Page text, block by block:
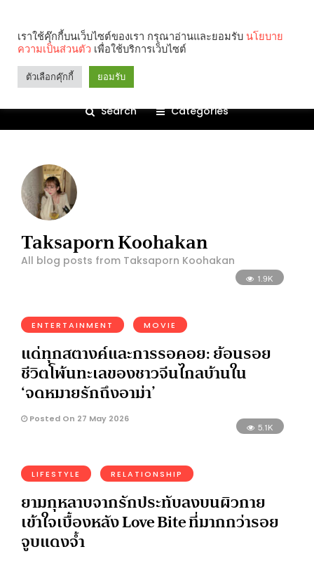
Search Categories
Taksaporn Koohakan
All blog posts from Taksaporn Koohakan
1.9K
ENTERTAINMENT MOVIE
แด่ทุกสตางค์และการรอคอย: ย้อนรอย
ชีวิตโพ้นทะเลของชาวจีนไกลบ้านใน
‘จดหมายรักถึงอาม่า’
Posted On 27 May 2026
5.1K
LIFESTYLE RELATIONSHIP
ยามกุหลาบจากรักประทับลงบนผิวกาย
เข้าใจเบื้องหลัง Love Bite ที่มากกว่ารอย
จูบแดงจ้ำ
เราใช้คุ๊กกี้บนเว็บไซต์ของเรา กรุณาอ่านและยอมรับ นโยบาย
ความเป็นส่วนตัว เพื่อใช้บริการเว็บไซต์
ตัวเลือกคุ๊กกี้ ยอมรับ